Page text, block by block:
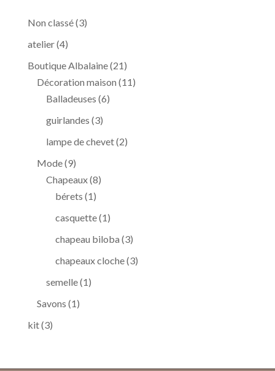
Non classé 33
atelier 44
produits
Boutique Albalaine 2121
produits
Décoration maison 1111
Balladeuses 66
guirlandes 33
produits
lampe de chevet 22
Mode 99
produits
Chapeaux 88
bérets 11
produit
casquette 11
produit
chapeau biloba 33
produits
chapeaux cloche 33
semelle 11
Savons 11
kit 33